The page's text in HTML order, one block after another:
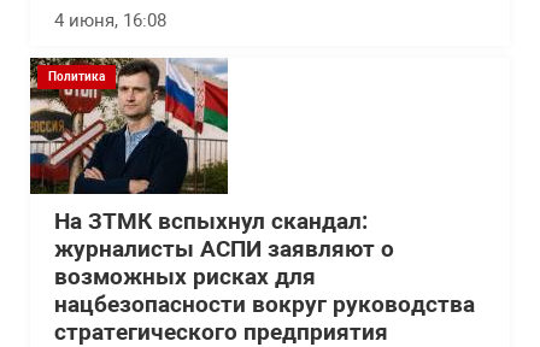
4 июня, 16:08
Политика
На ЗТМК вспыхнул скандал:
журналисты АСПИ заявляют о
возможных рисках для
нацбезопасности вокруг руководства
стратегического предприятия